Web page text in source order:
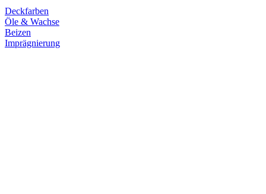
Deckfarben
Öle & Wachse
Beizen
Imprägnierung